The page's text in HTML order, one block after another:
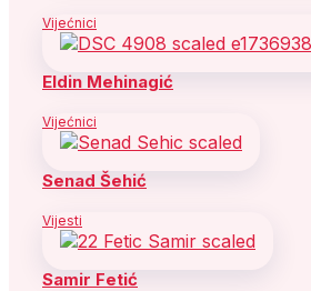
Vijećnici
Eldin Mehinagić
Vijećnici
Senad Šehić
Vijesti
Samir Fetić